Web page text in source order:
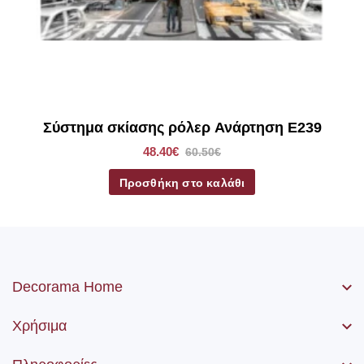
Σύστημα σκίασης ρόλερ Ανάρτηση E239
48.40€ 60.50€
Προσθήκη στο καλάθι
Decorama Home
Χρήσιμα